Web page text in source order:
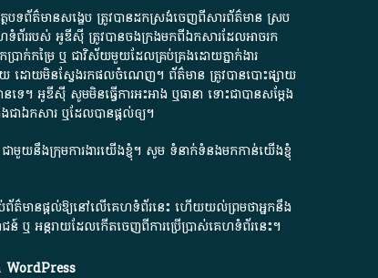
ថបទ​ព័ត៌មាន​សង្ខេប​ ត្រូវ​បាន​ដកស្រង់​ចេញពី​សារព័ត៌មាន ស្រប
ទំព័រ​របស់​ អូ​ឌី​ស៊ី​ ត្រូវ​បាន​ចងក្រង​មក​ពី​ឯកសារ​ដែល​អាច​រក​
រាក់​កម្រៃ​ ឬ​ ជា​វិស័យ​មួយ​ដែល​គ្រប់គ្រង​ដោយ​ភ្នាក់ងារ​
យ​ ដោយ​មិនស្វែង​រក​ផល​ចំណេញ​។​ ព័ត៌មាន​ ត្រូវ​បាន​បោះផ្សាយ​
។​ អូ​ឌី​ស៊ី​ សូម​មិន​ធ្វើការ​អះអាង​ ឬ​ធានា​ ទោះជា​បាន​សម្តែង​
ា​ឯកសារ​ ឬ​ដែល​បាន​ផ្តល់​ឲ្យ​។
ជាមួយនឹងក្រុមការងារយើងខ្ញុំ។ សូម ទំនាក់ទំនងមកកាន់យើងខ្ញុំ
ព័ត៌មានផ្តល់ឱ្យនៅលើគេហទំព័រនេះ ហើយយល់ព្រមថាអ្នកនឹង
ន៍ ឬ អន្តរាយដែលកើតចេញពីការប្រើប្រាស់គេហទំព័រនេះ។
WordPress